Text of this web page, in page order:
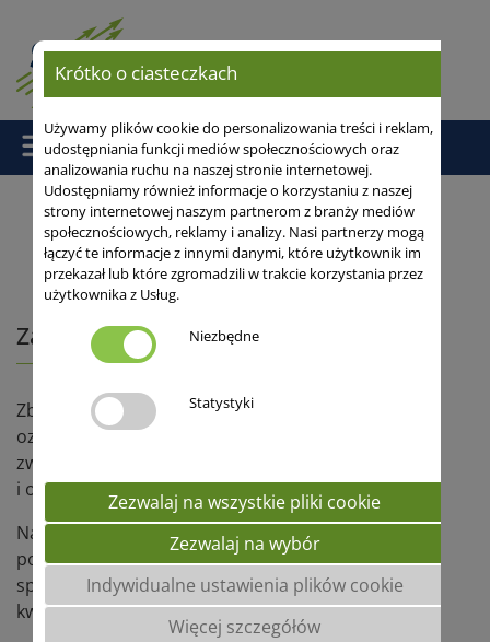
Strona główna/Serwis/Artykuly/ Zacznij od nasion!!!
Zacznij od nasion!!!
Zbliża się optymalny termin wysiewu grochu
ozimego, dlatego podpowiadamy na co należy
zwrócić uwagę aby uzyskać równomierne wschody
i odpowiednią obsadę
Najtańszym i najszybszym sposobem na
podniesienie rentowności gospodarstwa jest zakup
sprawdzonego materiału siewnego tzw.
kwalifikowanego.
Krótko o ciasteczkach
Używamy plików cookie do personalizowania treści i reklam,
udostępniania funkcji mediów społecznościowych oraz
analizowania ruchu na naszej stronie internetowej.
Udostępniamy również informacje o korzystaniu z naszej
strony internetowej naszym partnerom z branży mediów
społecznościowych, reklamy i analizy. Nasi partnerzy mogą
łączyć te informacje z innymi danymi, które użytkownik im
przekazał lub które zgromadzili w trakcie korzystania przez
użytkownika z Usług.
Niezbędne
Statystyki
Zezwalaj na wszystkie pliki cookie
Zezwalaj na wybór
Indywidualne ustawienia plików cookie
Więcej szczegółów